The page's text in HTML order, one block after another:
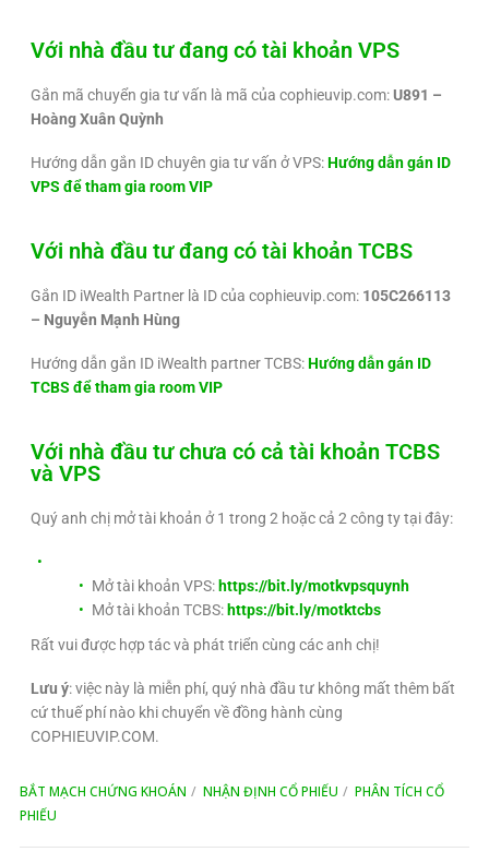
Với nhà đầu tư đang có tài khoản VPS
Gắn mã chuyển gia tư vấn là mã của cophieuvip.com:U891 –
Hoàng Xuân Quỳnh
Hướng dẫn gắn ID chuyên gia tư vấn ở VPS:Hướng dẫn gán ID
VPS để tham gia room VIP
Với nhà đầu tư đang có tài khoản TCBS
Gắn ID iWealth Partner là ID của cophieuvip.com: 105C266113
– Nguyễn Mạnh Hùng
Hướng dẫn gắn ID iWealth partner TCBS:Hướng dẫn gán ID
TCBS để tham gia room VIP
Với nhà đầu tư chưa có cả tài khoản TCBS
và VPS
Quý anh chị mở tài khoản ở 1 trong 2 hoặc cả 2 công ty tại đây:
Mở tài khoản VPS: https://bit.ly/motkvpsquynh
Mở tài khoản TCBS: https://bit.ly/motktcbs
Rất vui được hợp tác và phát triển cùng các anh chị!
Lưu ý: việc này là miễn phí, quý nhà đầu tư không mất thêm bất
cứ thuế phí nào khi chuyển về đồng hành cùng
COPHIEUVIP.COM.
BẮT MẠCH CHỨNG KHOÁN NHẬN ĐỊNH CỔ PHIẾU
PHÂN TÍCH CỔ
PHIẾU